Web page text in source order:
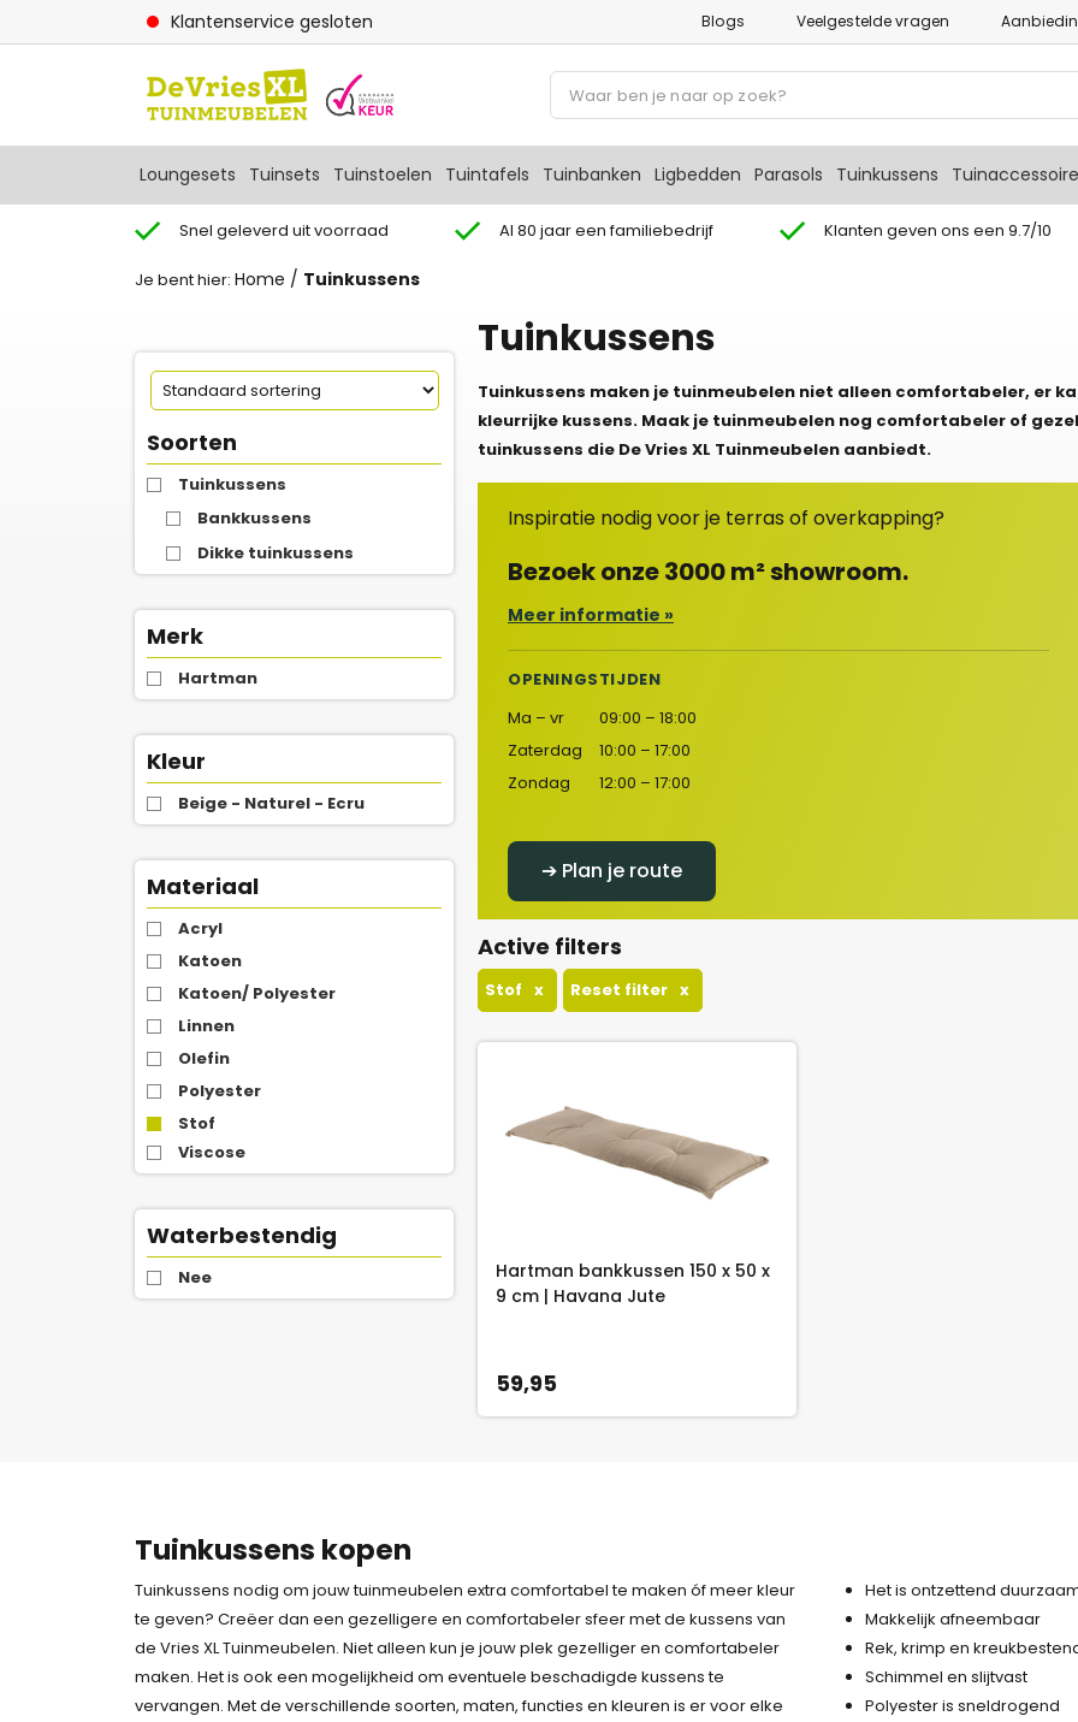
Klantenservice gesloten Blogs Veelgestelde vragen
r
o
d
u
c
z
e
k
e
n
Loungesets Tuinsets Tuinstoelen Tuintafels Tuinbanken Ligbedden Parasols Tuinkussens
Snel geleverd uit voorraad Al 80 jaar een familiebedrijf Klanten geven ons een 9.7/10
Je bent hier: Home / Tuinkussens
Soorten
Tuinkussens
Bankkussens
Dikke tuinkussens
Merk
Hartman
Kleur
Beige - Naturel - Ecru
Materiaal
Acryl
Katoen
Katoen/ Polyester
Linnen
Olefin
Polyester
Stof
Viscose
Waterbestendig
Nee
Tuinkussens
Tuinkussens maken je tuinmeubelen niet alleen comfortabeler, er
kleurrijke kussens. Maak je tuinmeubelen nog comfortabeler of
tuinkussens die De Vries XL Tuinmeubelen aanbiedt.
Inspiratie nodig voor je terras of overkapping?
Bezoek onze 3000 m² showroom.
Meer informatie »
OPENINGSTIJDEN
Ma – vr
09:00 – 18:00
Zaterdag
10:00 – 17:00
Zondag
12:00 – 17:00
➔ Plan je route
Active filters
Stof x Reset filter x
Hartman bankkussen 150 x 50 x
9 cm | Havana Jute
59,95
Tuinkussens kopen
Tuinkussens nodig om jouw tuinmeubelen extra comfortabel te maken óf meer kleur
te geven? Creëer dan een gezelligere en comfortabeler sfeer met de kussens van
de Vries XL Tuinmeubelen. Niet alleen kun je jouw plek gezelliger en comfortabeler
maken. Het is ook een mogelijkheid om eventuele beschadigde kussens te
vervangen. Met de verschillende soorten, maten, functies en kleuren is er voor elke
Het is ontzettend
Makkelijk afneembaar
Rek, krimp en
Schimmel en slijtvast
Polyester is sneldrogend